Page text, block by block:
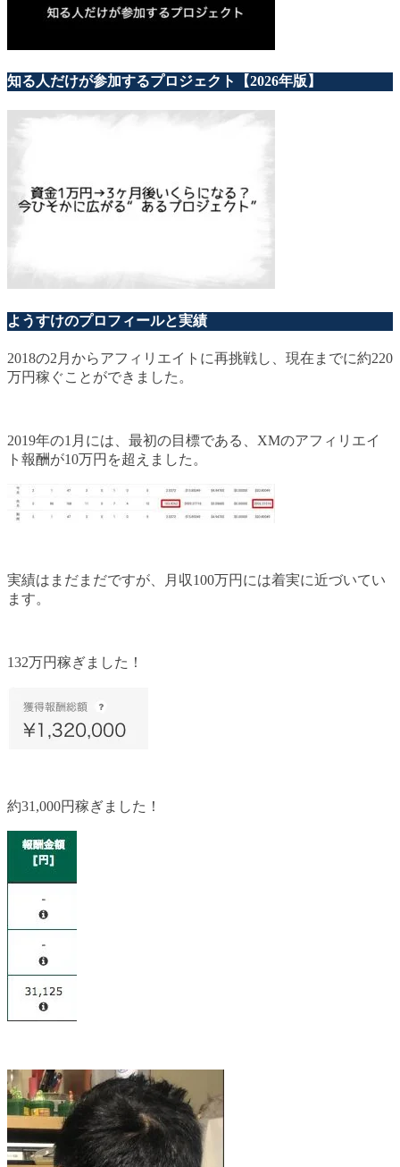
知る人だけが参加するプロジェクト【2026年版】
ようすけのプロフィールと実績
2018の2月からアフィリエイトに再挑戦し、現在までに約220
万円稼ぐことができました。
2019年の1月には、最初の目標である、XMのアフィリエイ
ト報酬が10万円を超えました。
実績はまだまだですが、月収100万円には着実に近づいてい
ます。
132万円稼ぎました！
約31,000円稼ぎました！